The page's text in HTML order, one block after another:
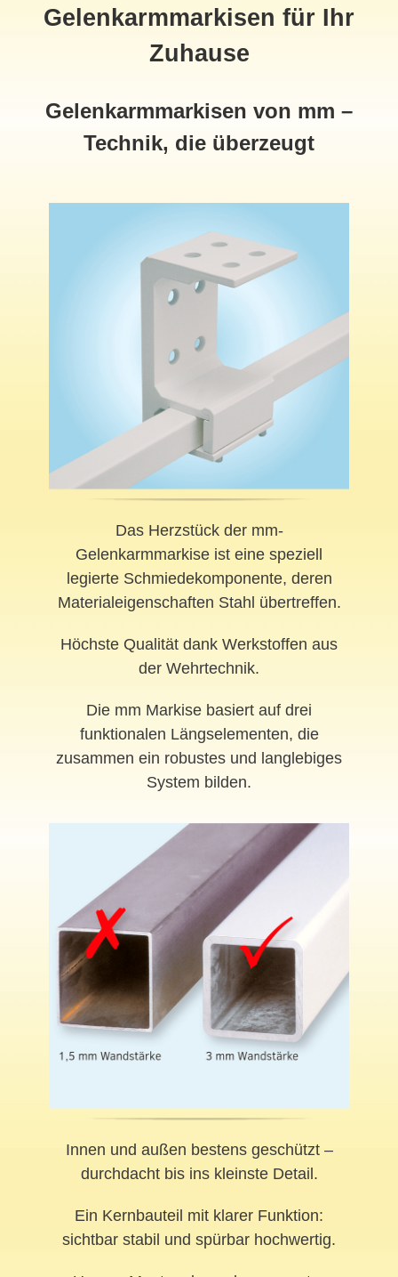
Gelenkarmmarkisen für Ihr
Zuhause
Gelenkarmmarkisen von mm –
Technik, die überzeugt
Das Herzstück der mm-
Gelenkarmmarkise ist eine speziell
legierte Schmiedekomponente, deren
Materialeigenschaften Stahl übertreffen.
Höchste Qualität dank Werkstoffen aus
der Wehrtechnik.
Die mm Markise basiert auf drei
funktionalen Längselementen, die
zusammen ein robustes und langlebiges
System bilden.
Innen und außen bestens geschützt –
durchdacht bis ins kleinste Detail.
Ein Kernbauteil mit klarer Funktion:
sichtbar stabil und spürbar hochwertig.